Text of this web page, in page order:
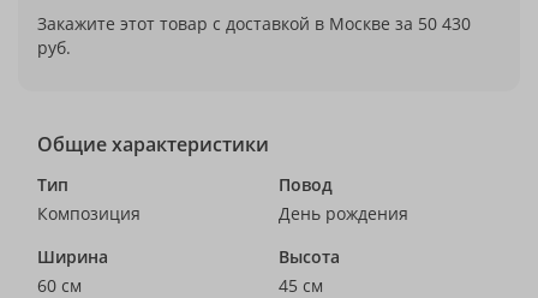
Закажите этот товар с доставкой в Москве за 50 430
руб.
Общие характеристики
Тип
Композиция
Повод
День рождения
Ширина
60 см
Высота
45 см